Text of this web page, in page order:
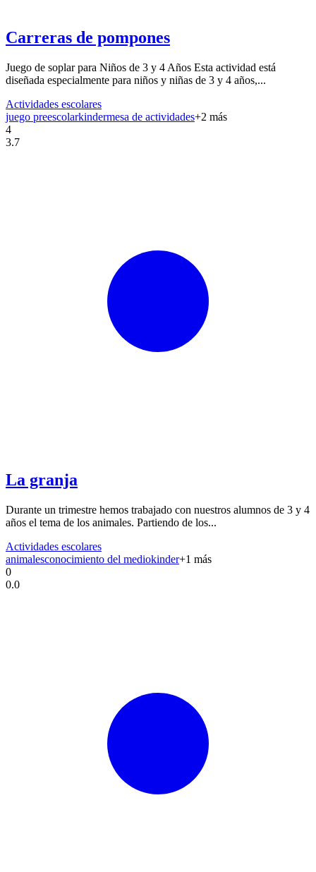
Carreras de pompones
Juego de soplar para Niños de 3 y 4 Años Esta actividad está
diseñada especialmente para niños y niñas de 3 y 4 años,...
Actividades escolares
juego preescolarkindermesa de actividades+2 más
4
3.7
La granja
Durante un trimestre hemos trabajado con nuestros alumnos de 3 y 4
años el tema de los animales. Partiendo de los...
Actividades escolares
animalesconocimiento del mediokinder+1 más
0
0.0